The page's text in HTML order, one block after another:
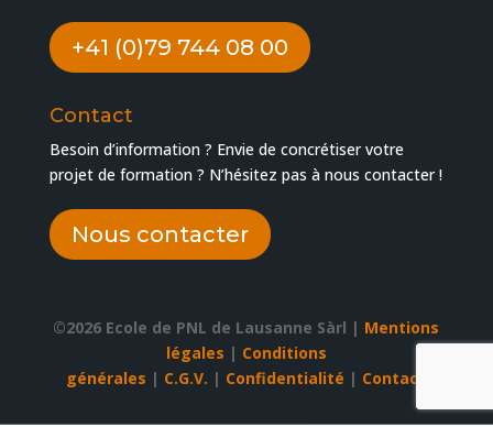
+41 (0)79 744 08 00
Contact
Besoin d’information ? Envie de concrétiser votre
projet de formation ? N’hésitez pas à nous contacter !
Nous contacter
©2026 Ecole de PNL de Lausanne Sàrl | Mentions
légales | Conditions
générales | C.G.V. | Confidentialité | Contact